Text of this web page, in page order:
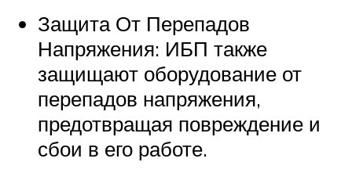
Защита От Перепадов
Напряжения: ИБП также
защищают оборудование от
перепадов напряжения,
предотвращая повреждение и
сбои в его работе.